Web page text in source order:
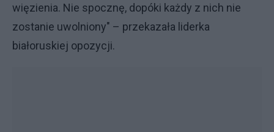
więzienia. Nie spocznę, dopóki każdy z nich nie
zostanie uwolniony" – przekazała liderka
białoruskiej opozycji.